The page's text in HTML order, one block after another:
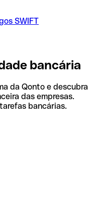
SWIFT
bancária
da Qonto e descubra
das empresas.
bancárias.